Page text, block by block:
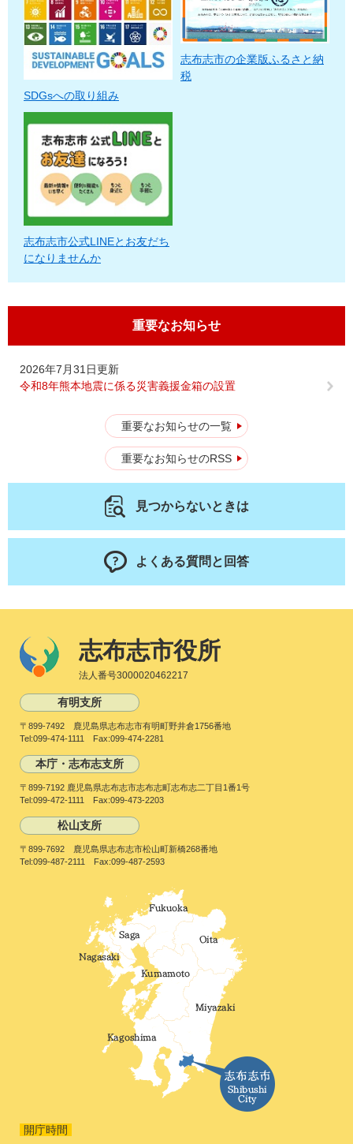
SDGsへの取り組み
志布志市の企業版ふるさと納
税
志布志市公式LINEとお友だち
になりませんか
重要なお知らせ
2026年7月31日更新
令和8年熊本地震に係る災害義援金箱の設置
重要なお知らせの一覧
重要なお知らせのRSS
見つからないときは
よくある質問と回答
志布志市役所
法人番号3000020462217
有明支所
〒899-7492 鹿児島県志布志市有明町野井倉1756番地
Tel:099-474-1111 Fax:099-474-2281
本庁・志布志支所
〒899-7192 鹿児島県志布志市志布志町志布志二丁目1番1号
Tel:099-472-1111 Fax:099-473-2203
松山支所
〒899-7692 鹿児島県志布志市松山町新橋268番地
Tel:099-487-2111 Fax:099-487-2593
開庁時間